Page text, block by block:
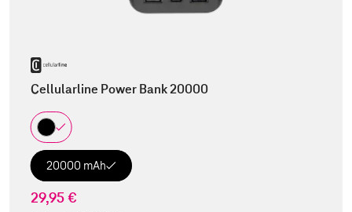
Cellularline Power Bank 20000
20000 mAh
29,95 €